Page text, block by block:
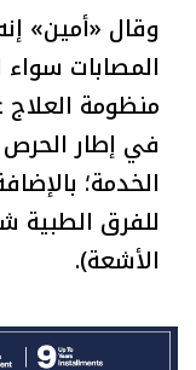
وقال «أمين»
المصابات
منظومة
في إطار
الخدمة؛
للفرق الطبية
الأشعة).